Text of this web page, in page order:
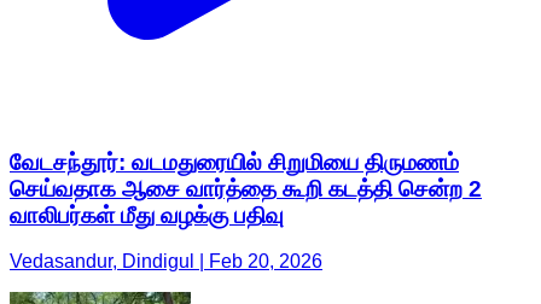
வேடசந்தூர்: வடமதுரையில் சிறுமியை திருமணம்
செய்வதாக ஆசை வார்த்தை கூறி கடத்தி சென்ற 2
வாலிபர்கள் மீது வழக்கு பதிவு
Vedasandur, Dindigul | Feb 20, 2026